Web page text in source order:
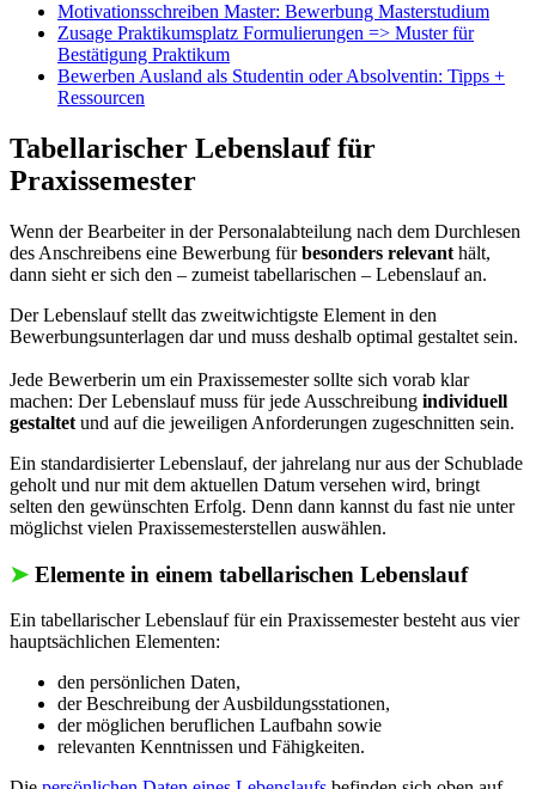
Motivationsschreiben Master: Bewerbung Masterstudium
Zusage Praktikumsplatz Formulierungen => Muster für
Bestätigung Praktikum
Bewerben Ausland als Studentin oder Absolventin: Tipps +
Ressourcen
Tabellarischer Lebenslauf für
Praxissemester
Wenn der Bearbeiter in der Personalabteilung nach dem Durchlesen
des Anschreibens eine Bewerbung fürbesonders relevant hält,
dann sieht er sich den – zumeist tabellarischen – Lebenslauf an.
Der Lebenslauf stellt das zweitwichtigste Element in den
Bewerbungsunterlagen dar und muss deshalb optimal gestaltet sein.
Jede Bewerberin um ein Praxissemester sollte sich vorab klar
machen: Der Lebenslauf muss für jede Ausschreibung individuell
gestaltet und auf die jeweiligen Anforderungen zugeschnitten sein.
Ein standardisierter Lebenslauf, der jahrelang nur aus der Schublade
geholt und nur mit dem aktuellen Datum versehen wird, bringt
selten den gewünschten Erfolg. Denn dann kannst du fast nie unter
möglichst vielen Praxissemesterstellen auswählen.
➤ Elemente in einem tabellarischen Lebenslauf
Ein tabellarischer Lebenslauf für ein Praxissemester besteht aus vier
hauptsächlichen Elementen:
den persönlichen Daten,
der Beschreibung der Ausbildungsstationen,
der möglichen beruflichen Laufbahn sowie
relevanten Kenntnissen und Fähigkeiten.